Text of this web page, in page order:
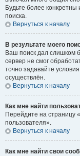
Будьте более
поиска.
Вернуться к началу
В результате моего
Ваш поиск дал слишком
сервер не смог
точно задавайте
осуществлён.
Вернуться к началу
Как мне найти
Перейдите на страницу
пользователя».
Вернуться к началу
Как мне найти свои